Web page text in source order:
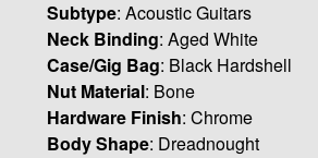
Subtype: Acoustic Guitars
Neck Binding: Aged White
Case/Gig Bag: Black Hardshell
Nut Material: Bone
Hardware Finish: Chrome
Body Shape: Dreadnought